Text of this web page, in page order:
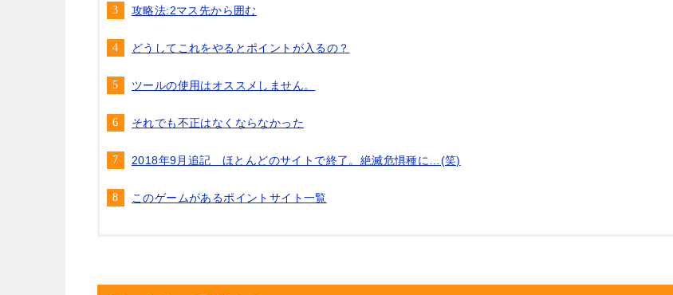
攻略法:2マス先から囲む
どうしてこれをやるとポイントが入るの？
ツールの使用はオススメしません。
それでも不正はなくならなかった
2018年9月追記 ほとんどのサイトで終了。絶滅危惧種に…(笑)
このゲームがあるポイントサイト一覧